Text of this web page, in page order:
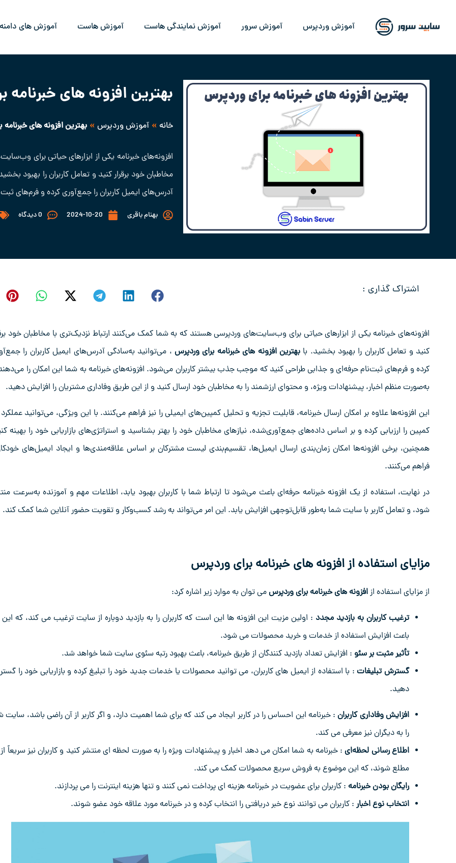
آموزش وردپرس آموزش سرور آموزش نمایندگی هاست آموزش هاست آموزش های دامنه
بهترین افزونه های
خانه » آموزش وردپرس » بهترین افزونه های
افزونه‌های خبرنامه یکی از ابزارهای حیاتی برای
مخاطبان خود برقرار کنید و تعامل کاربران را بهبود
آدرس‌های ایمیل کاربران را جمع‌آوری کرده و
بهنام باقری 2024-10-20 0 دیدگاه
اشتراک گذاری :
افزونه‌های خبرنامه یکی از ابزارهای حیاتی برای وب‌سایت‌های وردپرسی هستند که به شما کمک می‌کنند ارتباط نزدیک‌تری با مخاطبان خود
کنید و تعامل کاربران را بهبود بخشید. بابهترین افزونه های خبرنامه برای وردپرس، می‌توانید به‌سادگی آدرس‌های ایمیل کاربران را
کرده و فرم‌های ثبت‌نام حرفه‌ای و جذابی طراحی کنید که موجب جذب بیشتر کاربران می‌شود. افزونه‌های خبرنامه به شما این امکان را
به‌صورت منظم اخبار، پیشنهادات ویژه، و محتوای ارزشمند را به مخاطبان خود ارسال کنید و از این طریق وفاداری مشتریان را افزایش دهید.
این افزونه‌ها علاوه بر امکان ارسال خبرنامه، قابلیت تجزیه‌ و تحلیل کمپین‌های ایمیلی را نیز فراهم می‌کنند. با این ویژگی، می‌توانید
کمپین را ارزیابی کرده و بر اساس داده‌های جمع‌آوری‌شده، نیازهای مخاطبان خود را بهتر بشناسید و استراتژی‌های بازاریابی خود را بهینه
همچنین، برخی افزونه‌ها امکان زمان‌بندی ارسال ایمیل‌ها، تقسیم‌بندی لیست مشترکان بر اساس علاقه‌مندی‌ها و ایجاد ایمیل‌های
فراهم می‌کنند.
در نهایت، استفاده از یک افزونه خبرنامه حرفه‌ای باعث می‌شود تا ارتباط شما با کاربران بهبود یابد، اطلاعات مهم و آموزنده به‌سرعت
شود، و تعامل کاربر با سایت شما به‌طور قابل‌توجهی افزایش یابد. این امر می‌تواند به رشد کسب‌وکار و تقویت حضور آنلاین شما کمک کند.
مزایای استفاده از افزونه های خبرنامه برای وردپرس
از مزایای استفاده ازافزونه های خبرنامه برای وردپرسمی توان به موارد زیر اشاره کرد:
ترغیب کاربران به بازدید مجدد : اولین مزیت این افزونه ‌ها این است که کاربران را به بازدید دوباره از سایت ترغیب می ‌کند، که این
باعث افزایش استفاده از خدمات و خرید محصولات می ‌شود.
تأثیر مثبت بر سئو : افزایش تعداد بازدید کنندگان از طریق خبرنامه، باعث بهبود رتبه سئوی سایت شما خواهد شد.
گسترش تبلیغات: با استفاده از ایمیل ‌های کاربران، می‌ توانید محصولات یا خدمات جدید خود را تبلیغ کرده و بازاریابی خود را
دهید.
افزایش وفاداری کاربران: خبرنامه این احساس را در کاربر ایجاد می‌ کند که برای شما اهمیت دارد، و اگر کاربر از آن راضی باشد، سایت
را به دیگران نیز معرفی می‌ کند.
اطلاع ‌رسانی لحظه‌ای: خبرنامه به شما امکان می‌ دهد اخبار و پیشنهادات ویژه را به‌ صورت لحظه ‌ای منتشر کنید و کاربران نیز سریعاً
مطلع شوند، که این موضوع به فروش سریع محصولات کمک می ‌کند.
رایگان بودن خبرنامه : کاربران برای عضویت در خبرنامه هزینه‌ ای پرداخت نمی ‌کنند و تنها هزینه اینترنت را می‌ پردازند.
انتخاب نوع اخبار : کاربران می ‌توانند نوع خبر دریافتی را انتخاب کرده و در خبرنامه مورد علاقه خود عضو شوند.